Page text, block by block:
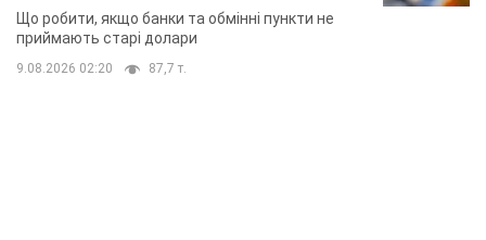
Що робити, якщо банки та обмінні пункти не
приймають старі долари
9.08.2026 02:20 87,7 т.